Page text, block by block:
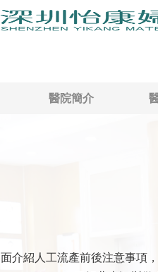
醫院簡介
介紹人工流產前後注意事項